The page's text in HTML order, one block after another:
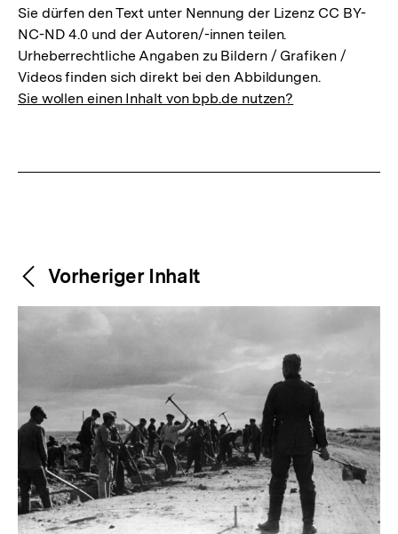
Sie dürfen den Text unter Nennung der Lizenz CC BY-
NC-ND 4.0 und der Autoren/-innen teilen.
Urheberrechtliche Angaben zu Bildern / Grafiken /
Videos finden sich direkt bei den Abbildungen.
Sie wollen einen Inhalt von bpb.de nutzen?
Weitere
Inhalte
Content-
Navigation
Vorheriger Inhalt